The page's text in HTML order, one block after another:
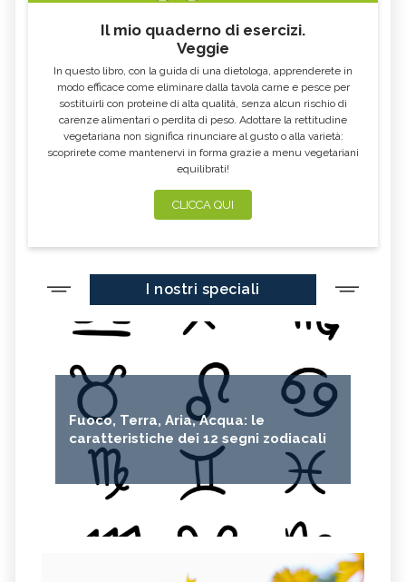
Il mio quaderno di esercizi.
Veggie
In questo libro, con la guida di una dietologa, apprenderete in
modo efficace come eliminare dalla tavola carne e pesce per
sostituirli con proteine di alta qualità, senza alcun rischio di
carenze alimentari o perdita di peso. Adottare la rettitudine
vegetariana non significa rinunciare al gusto o alla varietà:
scoprirete come mantenervi in forma grazie a menu vegetariani
equilibrati!
CLICCA QUI
I nostri speciali
Fuoco, Terra, Aria, Acqua: le
caratteristiche dei 12 segni zodiacali